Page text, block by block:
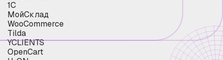
1С
МойСклад
WooCommerce
Tilda
YCLIENTS
OpenCart